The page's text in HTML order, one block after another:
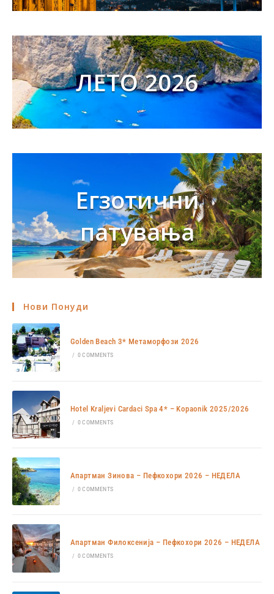
ЛЕТО 2026
Егзотични
патувања
Нови Понуди
Golden Beach 3* Метаморфози 2026
/ 0 COMMENTS
Hotel Kraljevi Cardaci Spa 4* – Kopaonik 2025/2026
/ 0 COMMENTS
Апартман Зинова – Пефкохори 2026 – НЕДЕЛА
/ 0 COMMENTS
Апартман Филоксенија – Пефкохори 2026 – НЕДЕЛА
/ 0 COMMENTS